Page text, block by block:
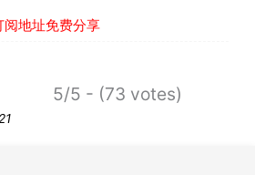
地址免费分享
5/5 - (73 votes)